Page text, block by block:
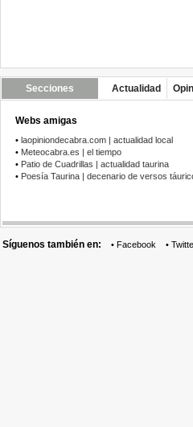
Secciones Actualidad
Webs amigas
• laopiniondecabra.com | actualidad local
• Meteocabra.es | el tiempo
• Patio de Cuadrillas | actualidad taurina
• Poesía Taurina | decenario de versos
Síguenos también en: • Facebook •